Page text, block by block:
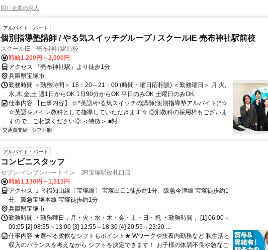
同じ企業の求人
アルバイト・パート
個別指導塾講師 / やる気スイッチグループ / スクールIE 売布神社駅前校
スクールIE 売布神社駅前校
時給1,200円～2,000円
アクセス 『売布神社駅』より徒歩1分
兵庫県宝塚市
勤務時間 ＜勤務時間＞ 16：20～21：00 (時間・曜日応相談) ＜勤務曜日＞ 月,火,
水,木,金,土 週1日からOK 1日90分からOK 平日のみOK 土曜日のみOK
仕事内容 【仕事内容】 ☆*英語/やる気スイッチの講師(個別指導塾アルバイト)*☆
☆英語をメイン教科として指導していただきます☆ ◎別教科の採用枠もございま
すので、ご相談ください◎ ＜特徴＞ ■対...
交通費支給 シフト制
アルバイト・パート
コンビニスタッフ
セブン-イレブンハートイン JR宝塚駅改札口店
時給1,130円～1,513円
アクセス ＪＲ福知山線〔宝塚線〕 宝塚出口1徒歩約1分、阪急今津線 宝塚徒歩約1
分、阪急宝塚本線 宝塚徒歩約1分
兵庫県宝塚市
勤務時間 ・勤務曜日：月・火・水・木・金・土・日・祝 ・勤務時間： [1] 06:00～
09:05 [2] 08:55～13:00 [3] 12:55～18:30 [4] 20:55～23:20 ...
仕事内容 ★選べる柔軟なシフトもポイント★ Wワークや扶養内勤務など 私生活と
収入のバランスを考えながら シフトを決定できます！ お子様の体調不良や急なご